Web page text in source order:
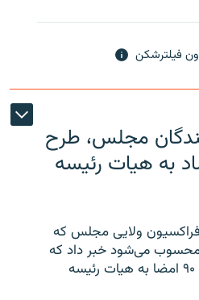
فیلترشکن
مجلس، طرح
به هیات رئیسه
ولایی مجلس که
محسوب می‌شود خبر داد که
طرح استیضاح وزیر اقتصاد با ۹۰ امضا به هیات رئیسه